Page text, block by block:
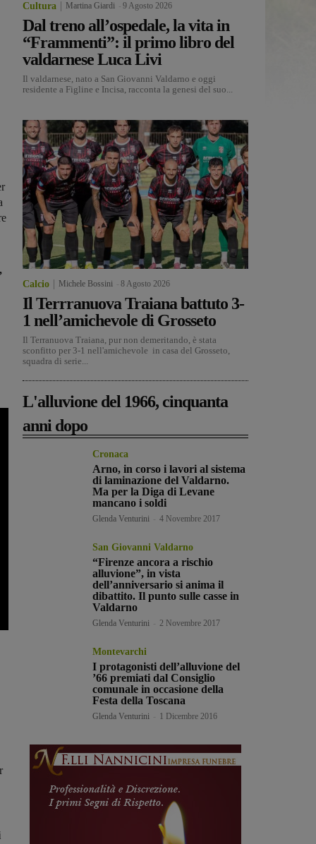
Cultura Martina Giardi 9 Agosto 2026
Dal treno all’ospedale, la vita in
“Frammenti”: il primo libro del
valdarnese Luca Livi
Il valdarnese, nato a San Giovanni Valdarno e oggi
residente a Figline e Incisa, racconta la genesi del suo...
Calcio Michele Bossini 8 Agosto 2026
Il Terrranuova Traiana battuto 3-
1 nell’amichevole di Grosseto
Il Terranuova Traiana, pur non demeritando, è stata
sconfitto per 3-1 nell'amichevole in casa del Grosseto,
squadra di serie...
L'alluvione del 1966, cinquanta
anni dopo
Cronaca
Arno, in corso i lavori al sistema
di laminazione del Valdarno.
Ma per la Diga di Levane
mancano i soldi
Glenda Venturini 4 Novembre 2017
San Giovanni Valdarno
“Firenze ancora a rischio
alluvione”, in vista
dell’anniversario si anima il
dibattito. Il punto sulle casse in
Valdarno
Glenda Venturini 2 Novembre 2017
Montevarchi
I protagonisti dell’alluvione del
’66 premiati dal Consiglio
comunale in occasione della
Festa della Toscana
Glenda Venturini 1 Dicembre 2016